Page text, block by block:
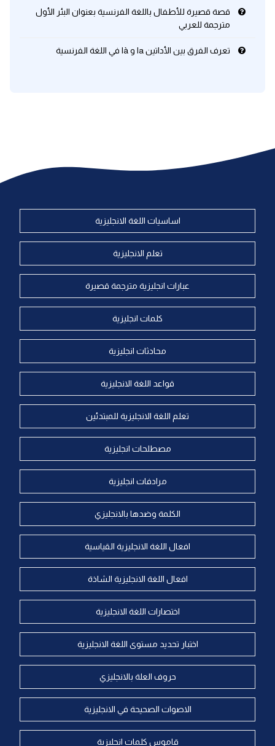
قصة قصيرة للأطفال باللغة الفرنسية بعنوان البئر الأول
مترجمة للعربي
تعرف الفرق بين الأداتين la و là في اللغة الفرنسية
اساسيات اللغة الانجليزية
تعلم الانجليزية
عبارات انجليزية مترجمة قصيرة
كلمات انجليزية
محادثات انجليزية
قواعد اللغة الانجليزية
تعلم اللغة الانجليزية للمبتدئين
مصطلحات انجليزية
مرادفات انجليزية
الكلمة وضدها بالانجليزي
افعال اللغة الانجليزية القياسية
افعال اللغة الانجليزية الشاذة
اختصارات اللغة الانجليزية
اختبار تحديد مستوى اللغة الانجليزية
حروف العلة بالانجليزي
الاصوات الصحيحة في الانجليزية
قاموس كلمات انجليزية